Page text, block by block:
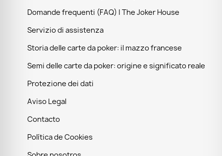
Domande frequenti (FAQ) | The Joker House
Servizio di assistenza
Storia delle carte da poker: il mazzo francese
Semi delle carte da poker: origine e significato reale
Protezione dei dati
Aviso Legal
Contacto
Política de Cookies